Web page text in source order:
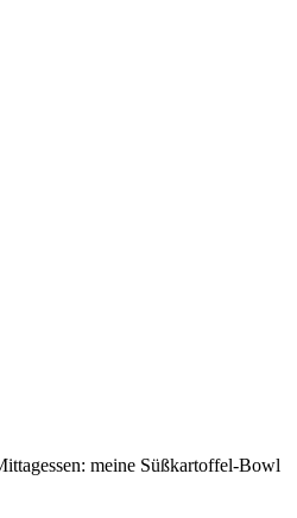
meine Süßkartoffel-Bowl